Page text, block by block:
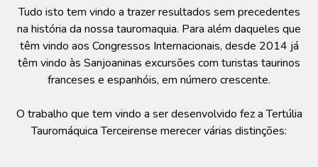
Tudo isto tem vindo a trazer resultados sem precedentes
na história da nossa tauromaquia. Para além daqueles que
têm vindo aos Congressos Internacionais, desde 2014 já
têm vindo às Sanjoaninas excursões com turistas taurinos
franceses e espanhóis, em número crescente.
O trabalho que tem vindo a ser desenvolvido fez a Tertúlia
Tauromáquica Terceirense merecer várias distinções: